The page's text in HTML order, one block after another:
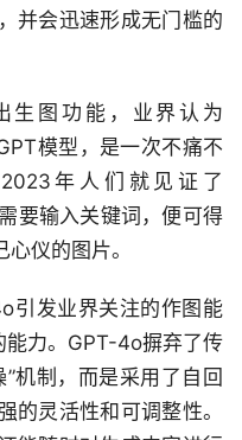
并会迅速形成无门槛的
生图功能，业界认为
模型，是一次不痛不
年人们就见证了
要输入关键词，便可得
仪的图片。
引发业界关注的作图能
能力。GPT-4o摒弃了传
机制，而是采用了自回
的灵活性和可调整性。